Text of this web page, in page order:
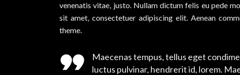
venenatis vitae, justo. Nullam dictum felis eu pede
sit amet, consectetuer adipiscing elit. Aenean
theme.
Maecenas tempus, tellus eget
luctus pulvinar, hendrerit id, lorem.